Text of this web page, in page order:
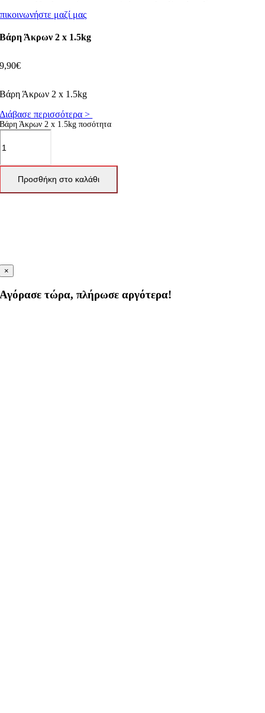
μαζί μας
Βάρη Άκρων 2 x 1.5kg
9,90€
Βάρη Άκρων 2 x 1.5kg
Διάβασε περισσότερα >
Βάρη Άκρων 2 x 1.5kg ποσότητα
Προσθήκη στο καλάθι
×
Αγόρασε τώρα, πλήρωσε αργότερα!